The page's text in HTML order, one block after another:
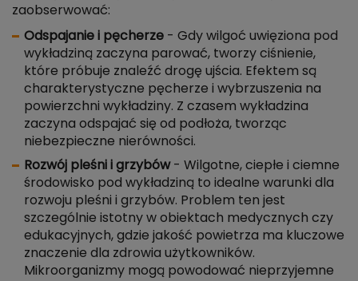
zaobserwować:
Odspajanie i pęcherze - Gdy wilgoć uwięziona pod
wykładziną zaczyna parować, tworzy ciśnienie,
które próbuje znaleźć drogę ujścia. Efektem są
charakterystyczne pęcherze i wybrzuszenia na
powierzchni wykładziny. Z czasem wykładzina
zaczyna odspajać się od podłoża, tworząc
niebezpieczne nierówności.
Rozwój pleśni i grzybów- Wilgotne, ciepłe i ciemne
środowisko pod wykładziną to idealne warunki dla
rozwoju pleśni i grzybów. Problem ten jest
szczególnie istotny w obiektach medycznych czy
edukacyjnych, gdzie jakość powietrza ma kluczowe
znaczenie dla zdrowia użytkowników.
Mikroorganizmy mogą powodować nieprzyjemne